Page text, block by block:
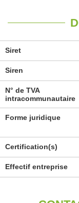
Siret
Siren
N° de TVA
intracommunautaire
Forme juridique
Certification(s)
Effectif entreprise